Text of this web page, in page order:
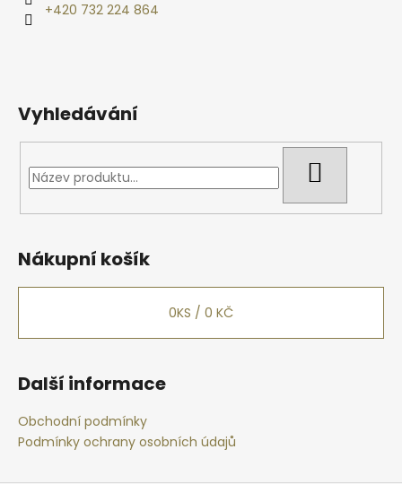
+420 732 224 864
Vyhledávání
Nákupní košík
0KS / 0 KČ
Další informace
Obchodní podmínky
Podmínky ochrany osobních údajů